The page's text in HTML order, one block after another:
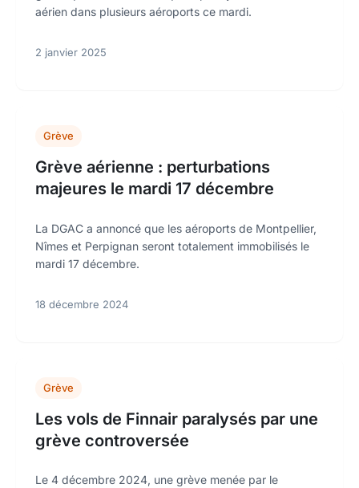
aérien dans plusieurs aéroports ce mardi.
2 janvier 2025
Grève
Grève aérienne : perturbations
majeures le mardi 17 décembre
La DGAC a annoncé que les aéroports de Montpellier,
Nîmes et Perpignan seront totalement immobilisés le
mardi 17 décembre.
18 décembre 2024
Grève
Les vols de Finnair paralysés par une
grève controversée
Le 4 décembre 2024, une grève menée par le